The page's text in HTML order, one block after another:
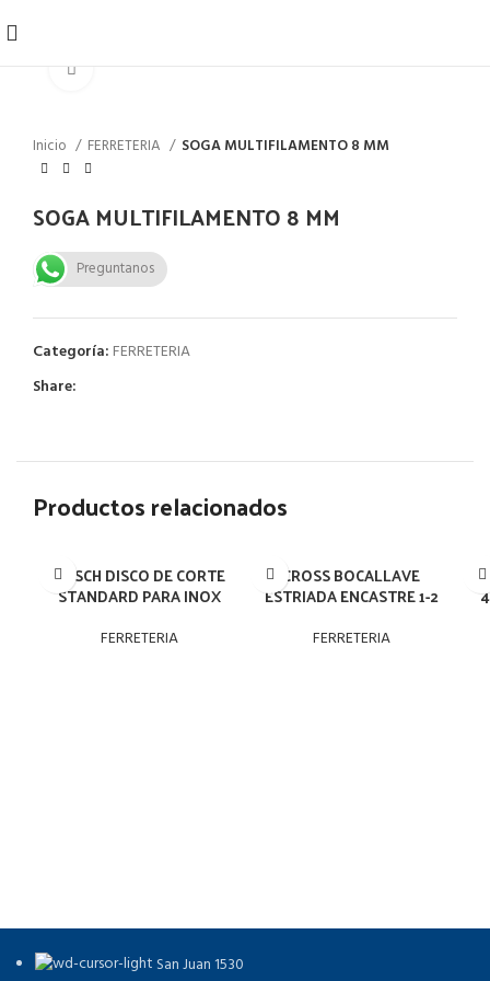
Inicio FERRETERIA SOGA MULTIFILAMENTO 8 MM
SOGA MULTIFILAMENTO 8 MM
Preguntanos
Categoría: FERRETERIA
Share:
Productos relacionados
BOSCH DISCO DE CORTE
STANDARD PARA INOX
FERRETERIA
CROSS BOCALLAVE
ESTRIADA ENCASTRE 1-2
FERRETERIA
San Juan 1530